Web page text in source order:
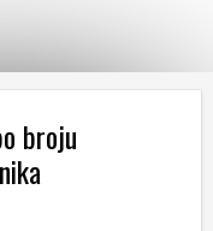
broju